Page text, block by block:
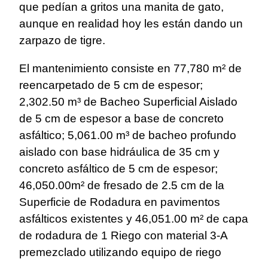
que pedían a gritos una manita de gato,
aunque en realidad hoy les están dando un
zarpazo de tigre.
El mantenimiento consiste en 77,780 m² de
reencarpetado de 5 cm de espesor;
2,302.50 m³ de Bacheo Superficial Aislado
de 5 cm de espesor a base de concreto
asfáltico; 5,061.00 m³ de bacheo profundo
aislado con base hidráulica de 35 cm y
concreto asfáltico de 5 cm de espesor;
46,050.00m² de fresado de 2.5 cm de la
Superficie de Rodadura en pavimentos
asfálticos existentes y 46,051.00 m² de capa
de rodadura de 1 Riego con material 3-A
premezclado utilizando equipo de riego